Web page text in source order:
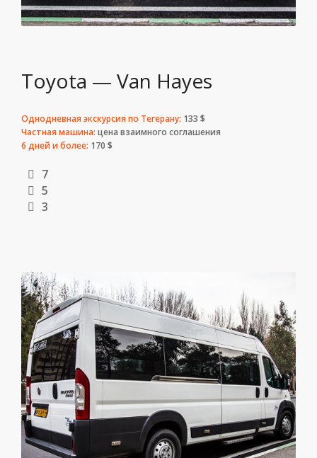
Toyota — Van Hayes
Однодневная экскурсия по Тегерану: 133 $
Частная машина: цена взаимного соглашения
6 дней и более: 170 $
7
5
3